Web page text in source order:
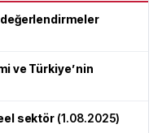
ve Türkiye’nin
sektör (1.08.2025)